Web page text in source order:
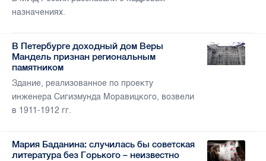
назначениях.
В Петербурге доходный дом Веры
Мандель признан региональным
памятником
Здание, реализованное по проекту
инженера Сигизмунда Моравицкого, возвели
в 1911-1912 гг.
Мария Баданина: случилась бы советская
литература без Горького – неизвестно